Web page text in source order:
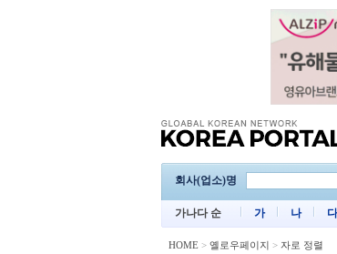
회사(업소)명
가나다 순 가 나 다
HOME > 옐로우페이지 > 자로 정렬